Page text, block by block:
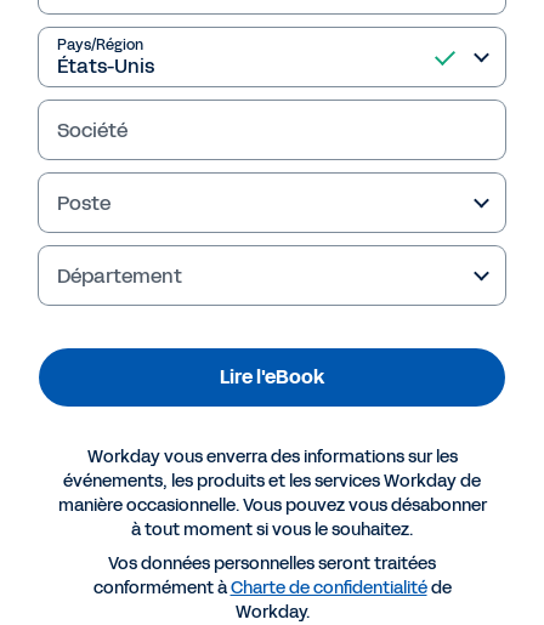
Plus de ressources
EBOOK
Pourquoi la fonction Finance doit impliquer le DRH
en tant que partenaire stratégique
Pays/Région
Société
Poste
Département
Lire l'eBook
Workday vous enverra des informations sur les
événements, les produits et les services Workday de
manière occasionnelle. Vous pouvez vous désabonner
à tout moment si vous le souhaitez.
Vos données personnelles seront traitées
conformément àCharte de confidentialitéde
Workday.